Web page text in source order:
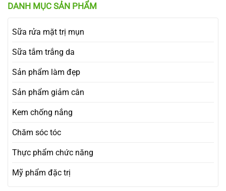
DANH MỤC SẢN PHẨM
Sữa rửa mặt trị mụn
Sữa tắm trắng da
Sản phẩm làm đẹp
Sản phẩm giảm cân
Kem chống nắng
Chăm sóc tóc
Thực phẩm chức năng
Mỹ phẩm đặc trị